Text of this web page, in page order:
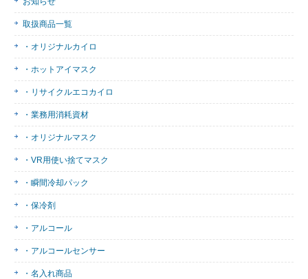
取扱商品一覧
・オリジナルカイロ
・ホットアイマスク
・リサイクルエコカイロ
・業務用消耗資材
・オリジナルマスク
・VR用使い捨てマスク
・瞬間冷却パック
・保冷剤
・アルコール
・アルコールセンサー
・名入れ商品